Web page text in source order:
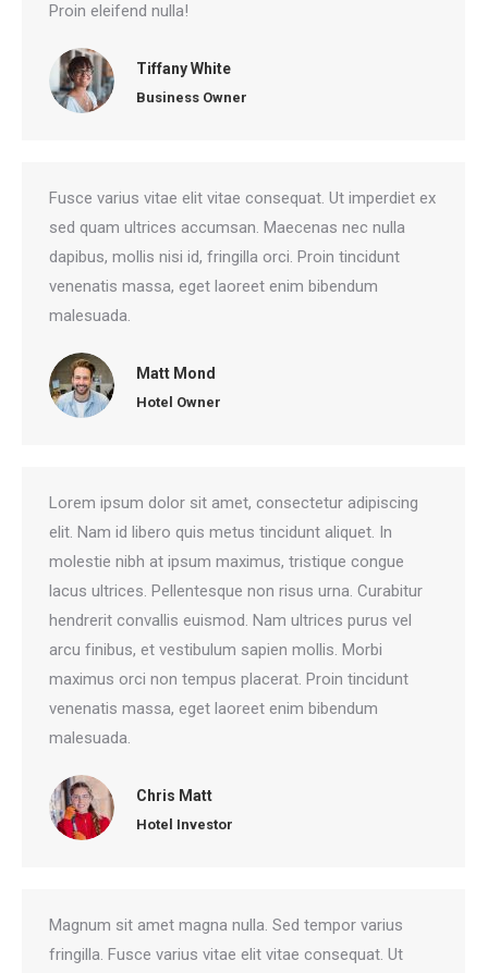
Proin eleifend nulla!
Tiffany White
Business Owner
Fusce varius vitae elit vitae consequat. Ut imperdiet ex
sed quam ultrices accumsan. Maecenas nec nulla
dapibus, mollis nisi id, fringilla orci. Proin tincidunt
venenatis massa, eget laoreet enim bibendum
malesuada.
Matt Mond
Hotel Owner
Lorem ipsum dolor sit amet, consectetur adipiscing
elit. Nam id libero quis metus tincidunt aliquet. In
molestie nibh at ipsum maximus, tristique congue
lacus ultrices. Pellentesque non risus urna. Curabitur
hendrerit convallis euismod. Nam ultrices purus vel
arcu finibus, et vestibulum sapien mollis. Morbi
maximus orci non tempus placerat. Proin tincidunt
venenatis massa, eget laoreet enim bibendum
malesuada.
Chris Matt
Hotel Investor
Magnum sit amet magna nulla. Sed tempor varius
fringilla. Fusce varius vitae elit vitae consequat. Ut